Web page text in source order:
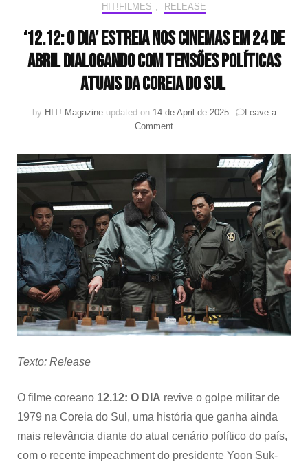
HIT!FILMES RELEASE
‘12.12: O DIA’ ESTREIA NOS CINEMAS EM 24 DE
ABRIL DIALOGANDO COM TENSÕES POLÍTICAS
ATUAIS DA COREIA DO SUL
by HIT! Magazine updated on 14 de April de 2025
Leave a
Commenton
O
DIA’ ESTREIA
NOS
CINEMAS
24
DE
ABRIL
DIALOGANDO
COM
TENSÕES
POLÍTICAS
ATUAIS
DA
Texto: Release
O filme coreano 12.12: O DIA revive o golpe militar de
1979 na Coreia do Sul, uma história que ganha ainda
mais relevância diante do atual cenário político do país,
com o recente impeachment do presidente Yoon Suk-